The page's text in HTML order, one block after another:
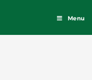
Menu